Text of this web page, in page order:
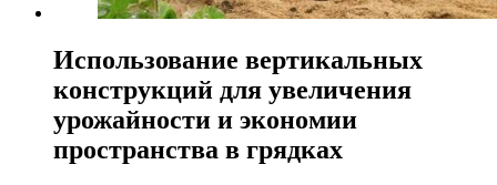
Использование вертикальных
конструкций для увеличения
урожайности и экономии
пространства в грядках